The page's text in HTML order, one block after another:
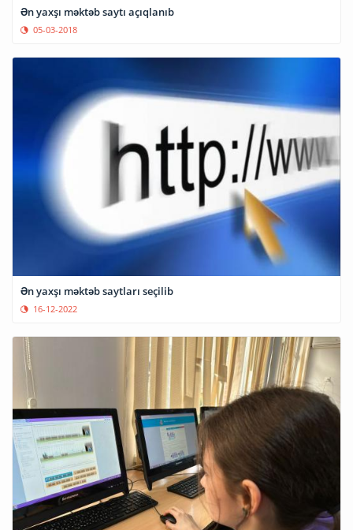
Ən yaxşı məktəb saytı açıqlanıb
05-03-2018
Ən yaxşı məktəb saytları seçilib
16-12-2022